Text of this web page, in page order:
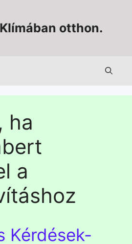
Klímában otthon.
ha
a
Kérdések-